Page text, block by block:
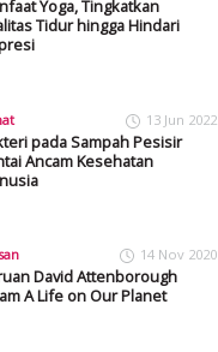
Yoga, Tingkatkan
Tidur hingga Hindari
13 Jun 2022
pada Sampah Pesisir
Ancam Kesehatan
14 Nov 2020
David Attenborough
A Life on Our Planet